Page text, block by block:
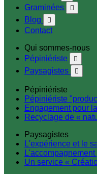
Graminées 
Blog 
Contact
Qui sommes-nous
Pépiniériste

Paysagistes 
Pépiniériste
Pépiniériste
Engagement pour
Recyclage de «
Paysagistes
L'expérience et le
Un service «